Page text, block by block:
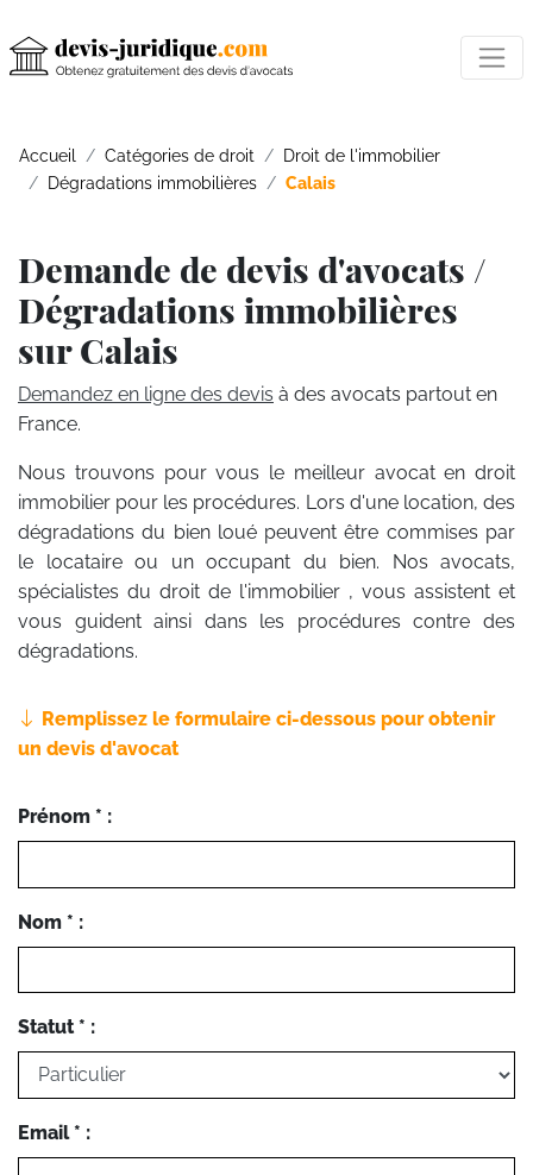
Accueil Catégories de droit
Droit de l'immobilier
Dégradations immobilières
Calais
Demande de devis d'avocats /
Dégradations immobilières
sur Calais
Demandez en ligne des devis à des avocats partout en
France.
Nous trouvons pour vous le meilleur avocat en droit
immobilier pour les procédures. Lors d'une location, des
dégradations du bien loué peuvent être commises par
le locataire ou un occupant du bien. Nos avocats,
spécialistes du droit de l'immobilier , vous assistent et
vous guident ainsi dans les procédures contre des
dégradations.
Remplissez le formulaire ci-dessous pour obtenir
un devis d'avocat
Prénom * :
Nom * :
Statut * :
Email * :